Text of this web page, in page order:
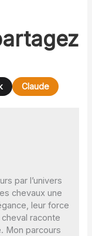
Claude
par l’univers
chevaux une
leur force
raconte
Mon parcours